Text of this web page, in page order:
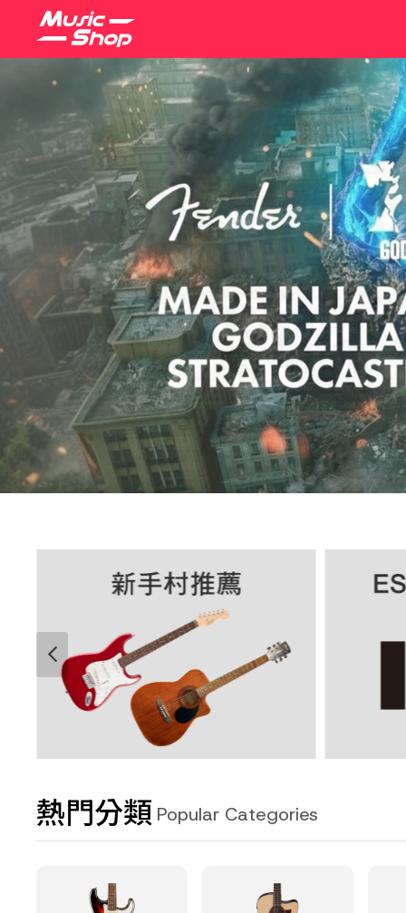
熱門分類 Popular Categories